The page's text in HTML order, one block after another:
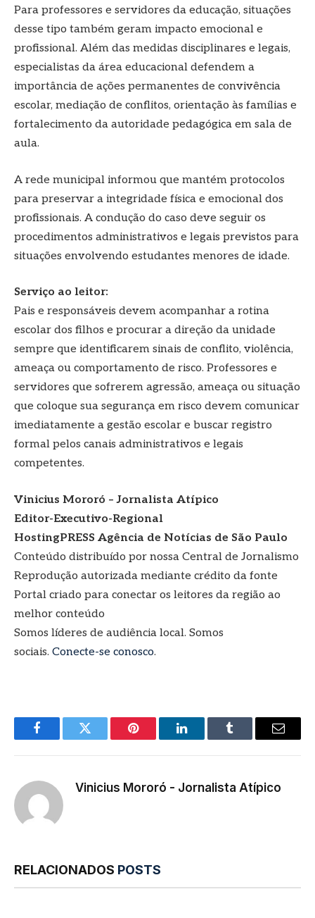
Para professores e servidores da educação, situações
desse tipo também geram impacto emocional e
profissional. Além das medidas disciplinares e legais,
especialistas da área educacional defendem a
importância de ações permanentes de convivência
escolar, mediação de conflitos, orientação às famílias e
fortalecimento da autoridade pedagógica em sala de
aula.
A rede municipal informou que mantém protocolos
para preservar a integridade física e emocional dos
profissionais. A condução do caso deve seguir os
procedimentos administrativos e legais previstos para
situações envolvendo estudantes menores de idade.
Serviço ao leitor:
Pais e responsáveis devem acompanhar a rotina
escolar dos filhos e procurar a direção da unidade
sempre que identificarem sinais de conflito, violência,
ameaça ou comportamento de risco. Professores e
servidores que sofrerem agressão, ameaça ou situação
que coloque sua segurança em risco devem comunicar
imediatamente a gestão escolar e buscar registro
formal pelos canais administrativos e legais
competentes.
Vinicius Mororó – Jornalista Atípico
Editor-Executivo-Regional
HostingPRESS Agência de Notícias de São Paulo
Conteúdo distribuído por nossa Central de Jornalismo
Reprodução autorizada mediante crédito da fonte
Portal criado para conectar os leitores da região ao
melhor conteúdo
Somos líderes de audiência local. Somos
sociais. Conecte-se conosco.
FacebookTwitter Pinterest LinkedInTumblr
E-
Vinicius Mororó - Jornalista Atípico
RELACIONADOS POSTS